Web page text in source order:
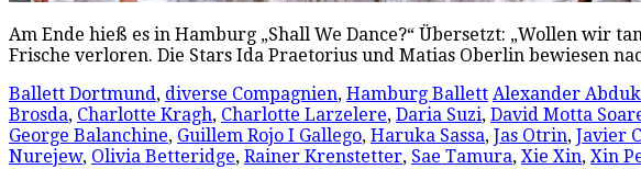
Am Ende hieß es in Hamburg „Shall We Dance?“ Übersetzt: „Wollen wir
Frische verloren. Die Stars Ida Praetorius und Matias Oberlin bewiesen
Ballett Dortmund, diverse Compagnien, Hamburg Ballett Alexander
Brosda, Charlotte Kragh, Charlotte Larzelere, Daria Suzi, David Motta
George Balanchine, Guillem Rojo I Gallego, Haruka Sassa, Jas Otrin, Javier
Nurejew, Olivia Betteridge, Rainer Krenstetter, Sae Tamura, Xie Xin, Xin